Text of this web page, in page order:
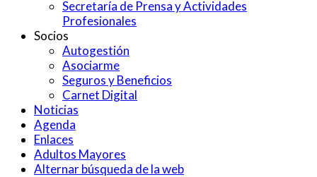
Secretaría de Prensa y Actividades
Profesionales
Socios
Autogestión
Asociarme
Seguros y Beneficios
Carnet Digital
Noticias
Agenda
Enlaces
Adultos Mayores
Alternar búsqueda de la web